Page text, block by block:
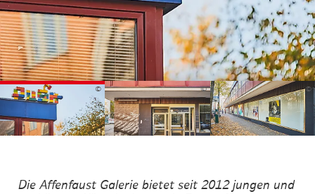
© © ©
Die Affenfaust Galerie bietet seit 2012 jungen und